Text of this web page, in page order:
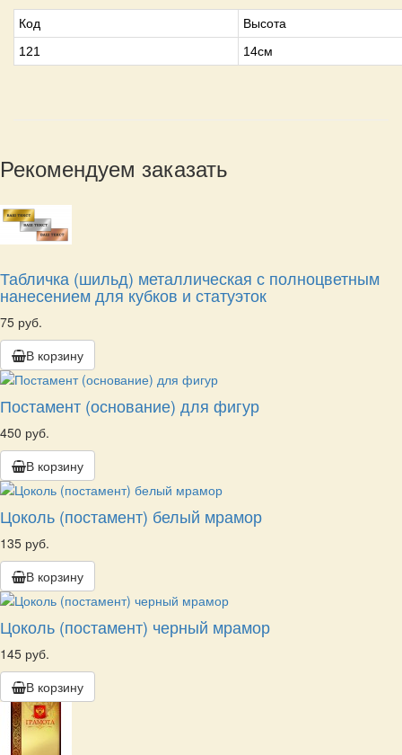
Код
Высота
121
14см
Рекомендуем заказать
Табличка (шильд) металлическая с полноцветным
нанесением для кубков и статуэток
75 руб.
В корзину
Постамент (основание) для фигур
450 руб.
В корзину
Цоколь (постамент) белый мрамор
135 руб.
В корзину
Цоколь (постамент) черный мрамор
145 руб.
В корзину